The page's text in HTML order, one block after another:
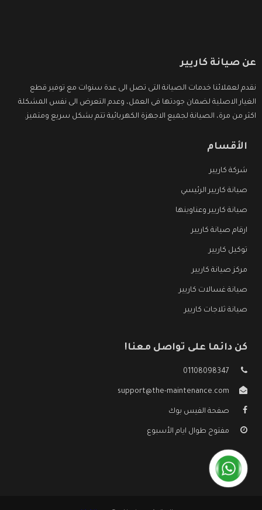
عن صيانة كاريير
نقدم لعملائنا خدمات الصيانة التى تصل الى عدة سنوات مع توفير قطع
الغيار الاصلية لضمان جودتها فى العمل، وعدم التعرض الى نفس المشكلة
اكثر من مرة، الصيانة لجميع الاجهزة الكهربائية تتم بشكل سريع ومتميز.
الأقسام
شركة كاريير
صيانة كاريير الرئيسي
صيانة كاريير وعناوينها
ارقام صيانة كاريير
توكيل كاريير
مركز صيانة كاريير
صيانة غسالات كاريير
صيانة ثلاجات كاريير
كن دائما على تواصل معنا!
01108098347
support@the-maintenance.com
صفحة الفيس بوك
مفتوح طوال ايام الأسبوع